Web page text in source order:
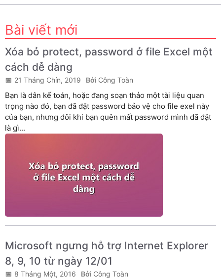
Bài viết mới
Xóa bỏ protect, password ở file Excel một
cách dễ dàng
21 Tháng Chín, 2019 Công Toàn
Bạn là dân kế toán, hoặc đang soạn thảo một tài liệu quan
trọng nào đó, bạn đã đặt password bảo vệ cho file exel này
của bạn, nhưng đôi khi bạn quên mất password mình đã đặt
là gì...
Microsoft ngưng hỗ trợ Internet Explorer
8, 9, 10 từ ngày 12/01
8 Tháng Một, 2016 Công Toàn